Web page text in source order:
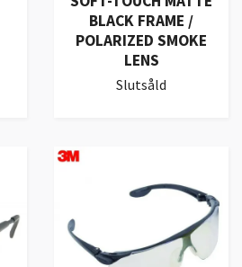
BLACK FRAME /
POLARIZED SMOKE
LENS
Slutsåld